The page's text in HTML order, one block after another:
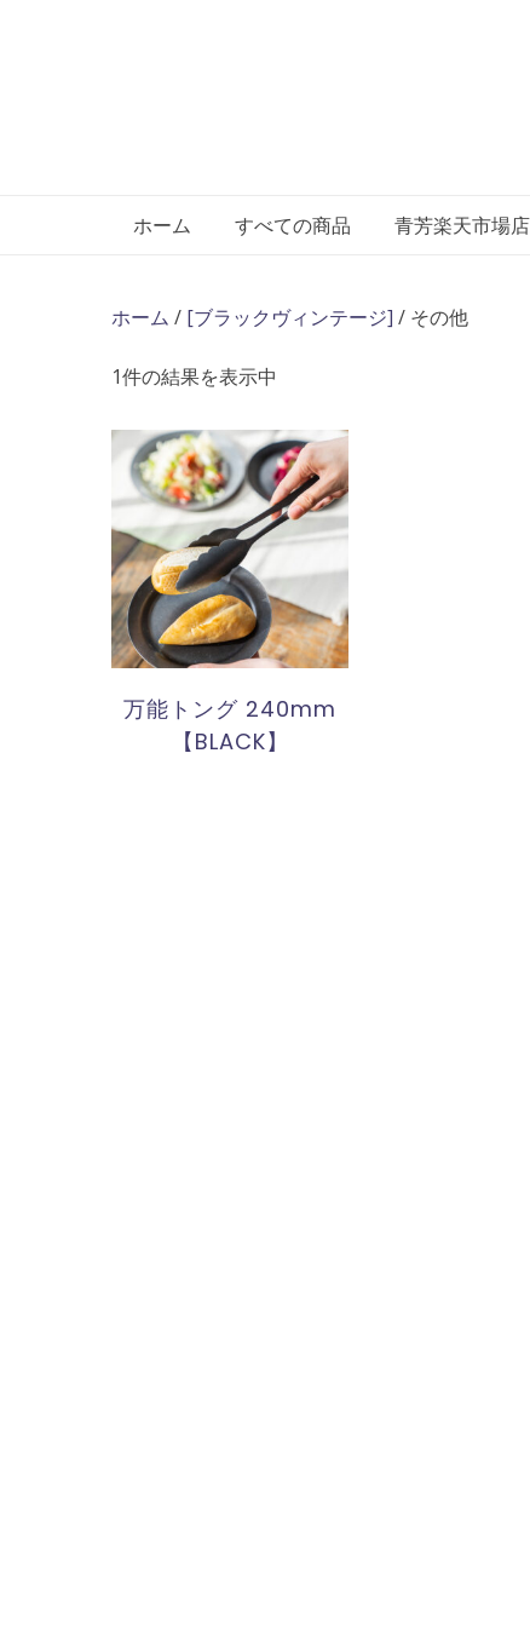
ホーム すべての商品 青芳楽天市場店
ホーム / [ブラックヴィンテージ] / その他
1件の結果を表示中
万能トング 240mm
【BLACK】